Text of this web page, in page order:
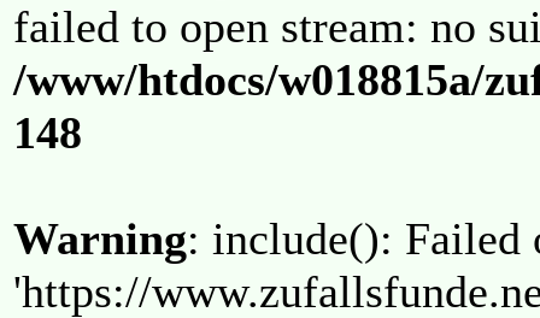
failed to open stream: no
/www/htdocs/w018815a/
148
Warning: include(): Failed
'https://